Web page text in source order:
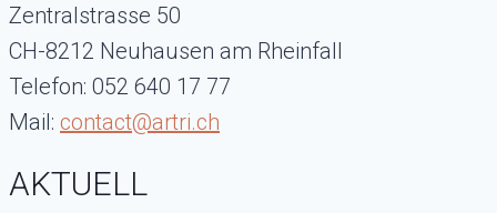
Zentralstrasse 50
CH-8212 Neuhausen am Rheinfall
Telefon: 052 640 17 77
Mail: contact@artri.ch
AKTUELL